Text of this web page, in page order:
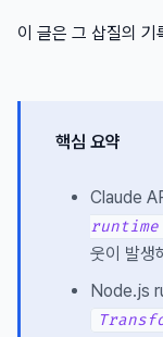
이 글은 그 삽질의
핵심 요약
Claude
웃이 발생
Node.js